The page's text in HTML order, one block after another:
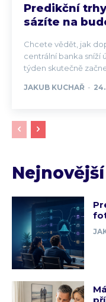
Predikční
sázíte na
Chcete vědět, jak
centrální banka sníží
týden skutečně
JAKUB KUCHAŘ -
Nejnovější